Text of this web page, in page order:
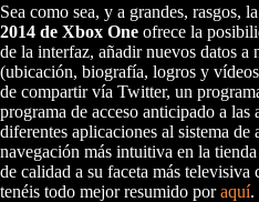
Sea como sea, y a grandes, rasgos, la
2014 de Xbox One ofrece la
de la interfaz, añadir nuevos datos
(ubicación, biografía, logros y
de compartir vía Twitter, un
programa de acceso anticipado a las
diferentes aplicaciones al sistema de
navegación más intuitiva en la
de calidad a su faceta más
tenéis todo mejor resumido poraquí.